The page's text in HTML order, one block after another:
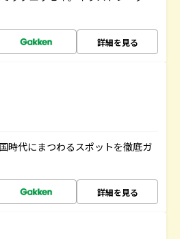
詳細を見る
時代にまつわるスポットを徹底ガ
詳細を見る